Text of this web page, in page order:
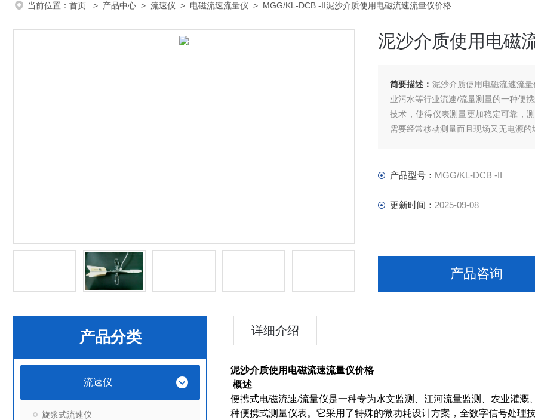
当前位置： 首页 > 产品中心 > 流速仪 > 电磁流速流量仪 > MGG/KL-DCB -II泥沙介质使用电磁流速流量仪价格
泥沙介质使用电磁
简要描述： 泥沙介质使用电磁流速流
业污水等行业流速/流量测量的一种便
技术，使得仪表测量更加稳定可靠，
需要经常移动测量而且现场又无电源的
产品型号： MGG/KL-DCB -II
更新时间： 2025-09-08
产品咨询
产品分类
流速仪
旋浆式流速仪
详细介绍
泥沙介质使用电磁流速流量仪价格
概述
便携式电磁流速/流量仪是一种专为水文监测、江河流量监测、农业灌
种便携式测量仪表。它采用了特殊的微功耗设计方案，全数字信号处理